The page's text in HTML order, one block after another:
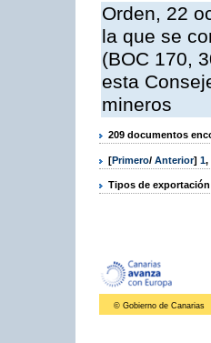
Orden, 22
la que se
(BOC 170,
esta
mineros
209 documentos
[Primero/ Anterior] 1,
Tipos de
© Gobierno de Canarias